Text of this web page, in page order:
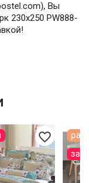
Вы
230х250 PW888-
favorite_border